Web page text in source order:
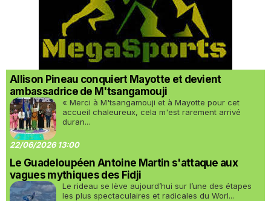
Allison Pineau conquiert Mayotte et devient
ambassadrice de M'tsangamouji
« Merci à M'tsangamouji et à Mayotte pour cet
accueil chaleureux, cela m'est rarement arrivé
duran...
22/06/2026 13:00
Le Guadeloupéen Antoine Martin s'attaque aux
vagues mythiques des Fidji
Le rideau se lève aujourd’hui sur l’une des étapes
les plus spectaculaires et radicales du Worl...